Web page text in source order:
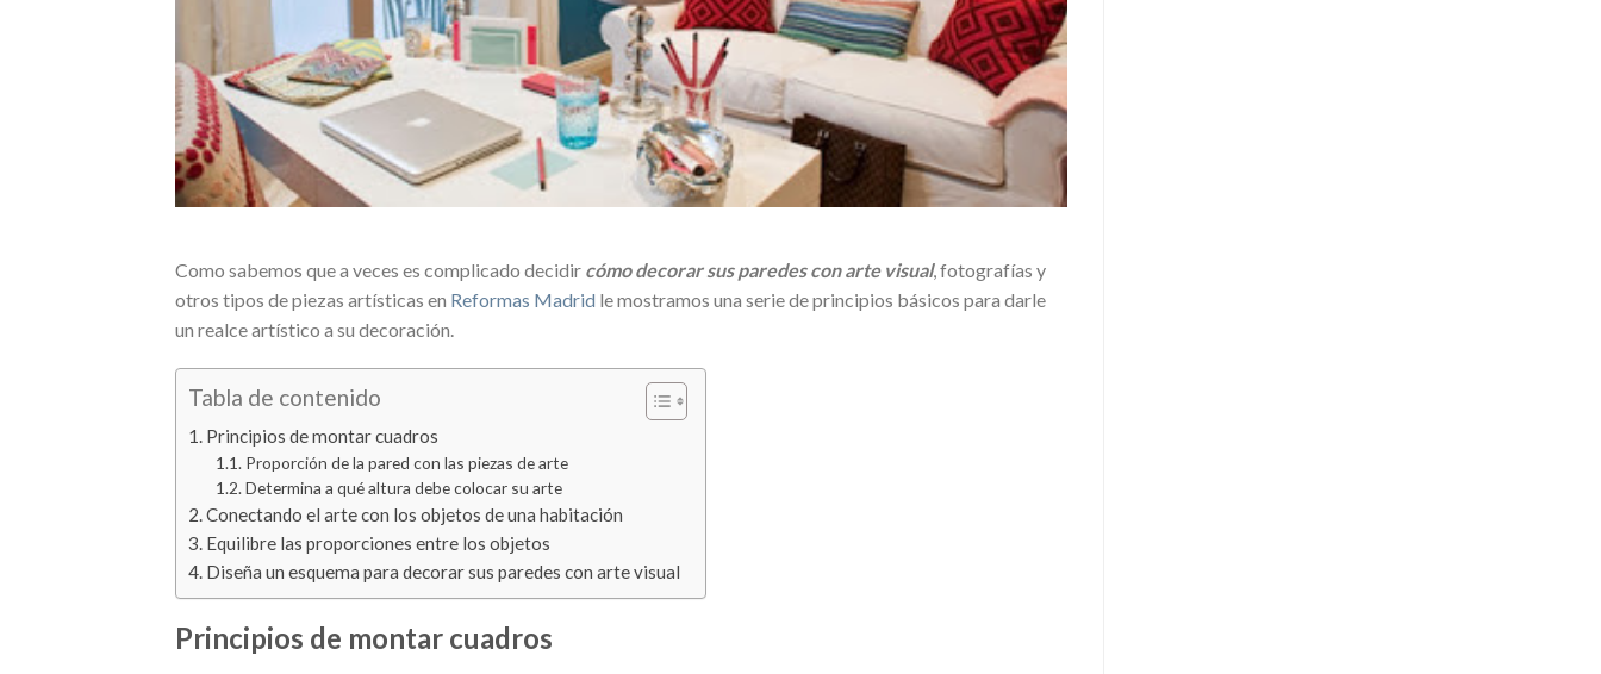
Como sabemos que a veces es complicado decidir cómo decorar sus paredes con arte visual, fotografías y
otros tipos de piezas artísticas en Reformas Madrid le mostramos una serie de principios básicos para darle
un realce artístico a su decoración.
Tabla de contenido
Principios de montar cuadros
Proporción de la pared con las piezas de arte
Determina a qué altura debe colocar su arte
Conectando el arte con los objetos de una habitación
Equilibre las proporciones entre los objetos
Diseña un esquema para decorar sus paredes con arte visual
Principios de montar cuadros